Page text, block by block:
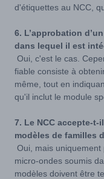
d'étiquettes au NCC,
6. L’approbation
dans lequel il est
Oui, c'est le cas.
fiable consiste à
même, tout en
qu'il inclut le module
7. Le NCC accepte-
modèles de familles
Oui, mais
micro-ondes soumis
modèles doivent être